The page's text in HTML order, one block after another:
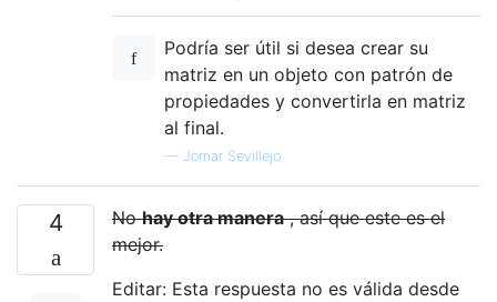
Podría ser útil si desea crear su
matriz en un objeto con patrón de
propiedades y convertirla en matriz
al final.
— Jomar Sevillejo
4 Nohay otra manera, así que este es el
mejor.
Editar: Esta respuesta no es válida desde